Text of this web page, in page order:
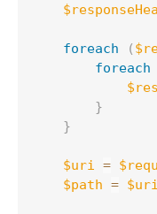
foreach (
foreach
}
}
$uri =
$path = $uri